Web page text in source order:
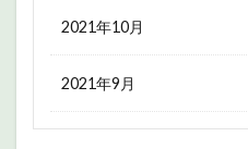
2021年10月
2021年9月